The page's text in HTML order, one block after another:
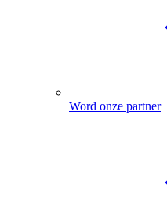
Word onze partner